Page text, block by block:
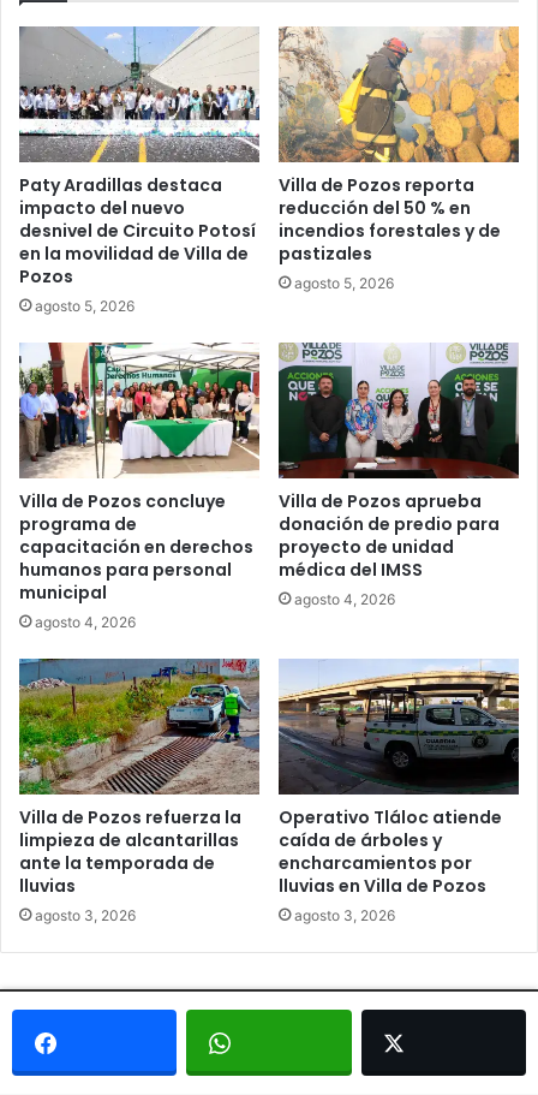
Paty Aradillas destaca
impacto del nuevo
desnivel de Circuito Potosí
en la movilidad de Villa de
Pozos
agosto 5, 2026
Villa de Pozos reporta
reducción del 50 % en
incendios forestales y de
pastizales
agosto 5, 2026
Villa de Pozos concluye
programa de
capacitación en derechos
humanos para personal
municipal
agosto 4, 2026
Villa de Pozos aprueba
donación de predio para
proyecto de unidad
médica del IMSS
agosto 4, 2026
Villa de Pozos refuerza la
limpieza de alcantarillas
ante la temporada de
lluvias
agosto 3, 2026
Operativo Tláloc atiende
caída de árboles y
encharcamientos por
lluvias en Villa de Pozos
agosto 3, 2026
© Copyright 2026, Todos los derechos reservados - Metrópoli
San Luis 2013 |